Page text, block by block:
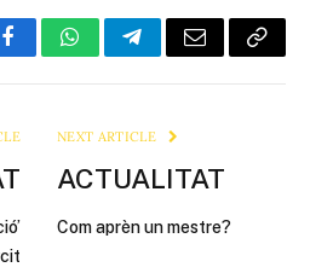
FacebookWhatsAppTelegramEmail Copy
NEXT ARTICLE
ACTUALITAT
Com aprèn un mestre?